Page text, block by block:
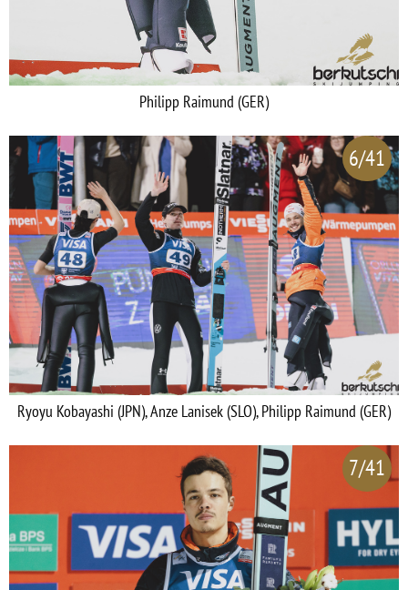
Philipp Raimund (GER)
6/41
Ryoyu Kobayashi (JPN), Anze Lanisek (SLO), Philipp Raimund (GER)
7/41